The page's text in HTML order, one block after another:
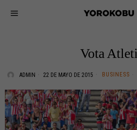
Vota Atleti
ADMIN 22 DE MAYO DE 2015 BUSINESS